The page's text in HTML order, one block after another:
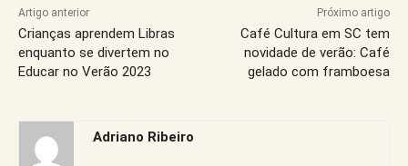
Artigo anterior
Crianças aprendem Libras
enquanto se divertem no
Educar no Verão 2023
Próximo artigo
Café Cultura em SC tem
novidade de verão: Café
gelado com framboesa
Adriano Ribeiro